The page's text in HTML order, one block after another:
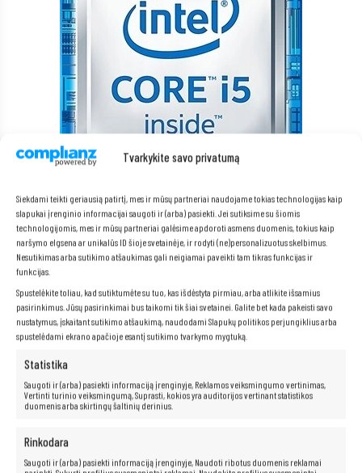
Tvarkykite savo privatumą
Siekdami teikti geriausią patirtį, mes ir mūsų partneriai naudojame tokias technologijas kaip
slapukai įrenginio informacijai saugoti ir (arba) pasiekti. Jei sutiksime su šiomis
technologijomis, mes ir mūsų partneriai galėsime apdoroti asmens duomenis, tokius kaip
naršymo elgsena ar unikalūs ID šioje svetainėje, ir rodyti (ne)personalizuotus skelbimus.
Nesutikimas arba sutikimo atšaukimas gali neigiamai paveikti tam tikras funkcijas ir
funkcijas.
Spustelėkite toliau, kad sutiktumėte su tuo, kas išdėstyta pirmiau, arba atlikite išsamius
pasirinkimus. Jūsų pasirinkimai bus taikomi tik šiai svetainei. Galite bet kada pakeisti savo
nustatymus, įskaitant sutikimo atšaukimą, naudodami Slapukų politikos perjungiklius arba
spustelėdami ekrano apačioje esantį sutikimo tvarkymo mygtuką.
Statistika
Saugoti ir (arba) pasiekti informaciją įrenginyje, Reklamos veiksmingumo vertinimas,
Vertinti turinio veiksmingumą, Suprasti, kokios yra auditorijos vertinant statistikos
duomenis arba skirtingų šaltinių derinius.
Rinkodara
Saugoti ir (arba) pasiekti informaciją įrenginyje, Naudoti ribotus duomenis reklamai
„Intel Core i5-8350U“ procesorius
„Intel Core i5“procesoriai yra puikus sprendimas tiems, kurie ieško
galingumo ir greičio savo kompiuteryje. Jie padidina našumą, leidžia
vartotojams mėgautis greitu failų ir programų atidarymu bei greitu
perėjimu tarp programų ir interneto puslapių. Be to, šie procesoriai siūlo
išskirtines pramogų galimybes ir sklandų aukštos raiškos vaizdo įrašų
atkūrimą.
Neribotos multimedijos galimybės yra
po ranka!
Be vargo transliuokite filmus ir muziką geriausia kokybe iš tokių
platformų kaip „Netflix“, „HBO“, „Amazon“, „YouTube“, „Spotify“ ir
„Facebook“.